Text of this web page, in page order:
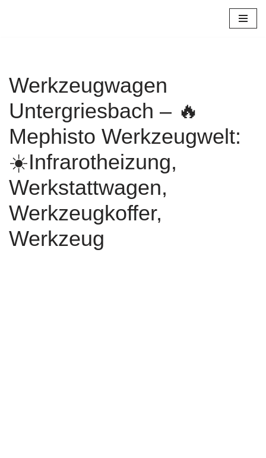
Werkzeugwagen
Untergriesbach – 🔥
Mephisto Werkzeugwelt:
☀️Infrarotheizung,
Werkstattwagen,
Werkzeugkoffer,
Werkzeug